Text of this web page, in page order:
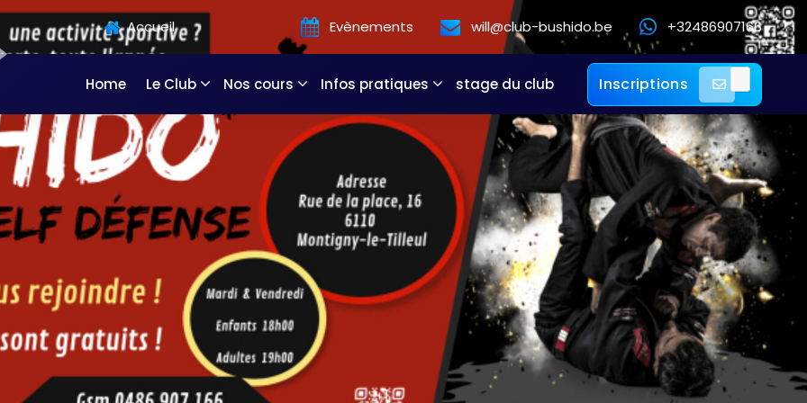
Accueil Evènements will@club-bushido.be +32486907166
Home Le Club Nos cours Infos pratiques stage du club Inscriptions